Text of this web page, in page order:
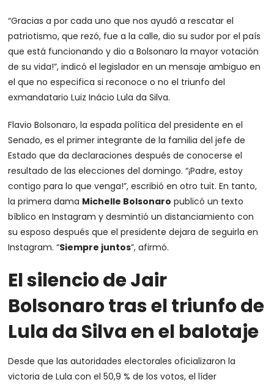
“Gracias a por cada uno que nos ayudó a rescatar el
patriotismo, que rezó, fue a la calle, dio su sudor por el país
que está funcionando y dio a Bolsonaro la mayor votación
de su vida!”, indicó el legislador en un mensaje ambiguo en
el que no especifica si reconoce o no el triunfo del
exmandatario Luiz Inácio Lula da Silva.
Flavio Bolsonaro, la espada política del presidente en el
Senado, es el primer integrante de la familia del jefe de
Estado que da declaraciones después de conocerse el
resultado de las elecciones del domingo. “¡Padre, estoy
contigo para lo que venga!”, escribió en otro tuit. En tanto,
la primera dama Michelle Bolsonaro publicó un texto
bíblico en Instagram y desmintió un distanciamiento con
su esposo después que el presidente dejara de seguirla en
Instagram. “Siempre juntos”, afirmó.
El silencio de Jair
Bolsonaro tras el triunfo de
Lula da Silva en el balotaje
Desde que las autoridades electorales oficializaron la
victoria de Lula con el 50,9 % de los votos, el líder